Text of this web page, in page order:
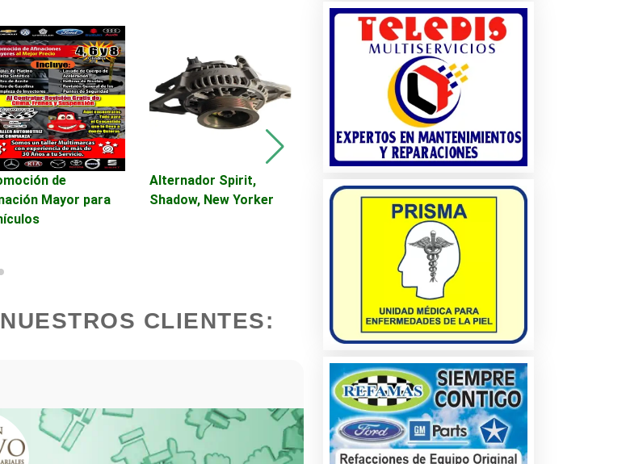
Balnearios
Bares y Cantinas
Capacitación
Centros Turísticos
de
Mayor para
Alternador Spirit,
Shadow, New Yorker
Destinos Turísticos -
Ford Expedition
CLIENTES: